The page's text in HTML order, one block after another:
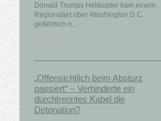
Donald Trumps Helikopter kam einem
Regionaljet über Washington D.C.
gefährlich n...
„Offensichtlich beim Absturz
passiert“ – Verhinderte ein
durchtrenntes Kabel die
Detonation?